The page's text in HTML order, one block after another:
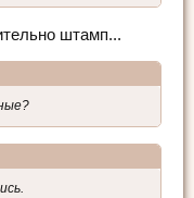
штамп...